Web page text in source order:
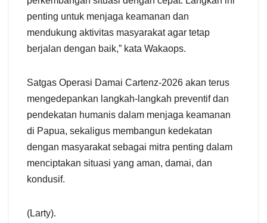
penting untuk menjaga keamanan dan
mendukung aktivitas masyarakat agar tetap
berjalan dengan baik,” kata Wakaops.
Satgas Operasi Damai Cartenz-2026 akan terus
mengedepankan langkah-langkah preventif dan
pendekatan humanis dalam menjaga keamanan
di Papua, sekaligus membangun kedekatan
dengan masyarakat sebagai mitra penting dalam
menciptakan situasi yang aman, damai, dan
kondusif.
(Larty).